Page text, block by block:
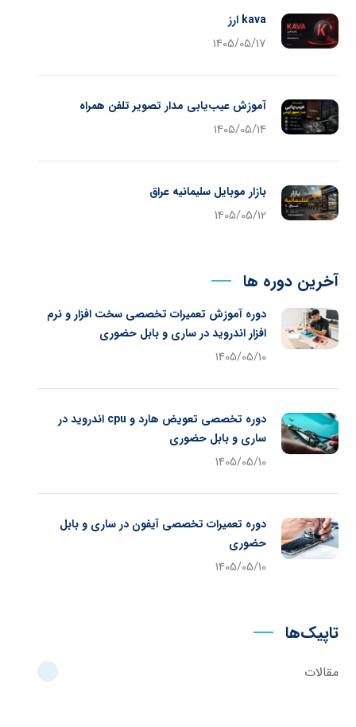
kava ارز
1405/05/17
آموزش عیب‌یابی مدار تصویر تلفن همراه
1405/05/14
بازار موبایل سلیمانیه عراق
1405/05/12
آخرین دوره ها
دوره آموزش تعمیرات تخصصی سخت افزار و نرم
افزار اندروید در ساری و بابل حضوری
1405/05/10
دوره تخصصی تعویض هارد و cpu اندروید در
ساری و بابل حضوری
1405/05/10
دوره تعمیرات تخصصی آیفون در ساری و بابل
حضوری
1405/05/10
تاپیک‌ها
مقالات